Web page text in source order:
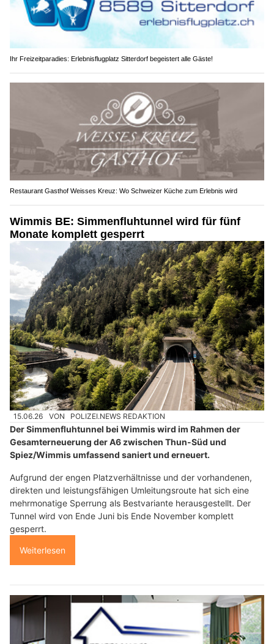
Ihr Freizeitparadies: Erlebnisflugplatz Sitterdorf begeistert alle Gäste!
Restaurant Gasthof Weisses Kreuz: Wo Schweizer Küche zum Erlebnis wird
Wimmis BE: Simmenfluhtunnel wird für fünf
Monate komplett gesperrt
15.06.26 VON POLIZEI.NEWS REDAKTION
Der Simmenfluhtunnel bei Wimmis wird im Rahmen der
Gesamterneuerung der A6 zwischen Thun-Süd und
Spiez/Wimmis umfassend saniert und erneuert.
Aufgrund der engen Platzverhältnisse und der vorhandenen,
direkten und leistungsfähigen Umleitungsroute hat sich eine
mehrmonatige Sperrung als Bestvariante herausgestellt. Der
Tunnel wird von Ende Juni bis Ende November komplett
gesperrt.
Weiterlesen